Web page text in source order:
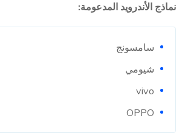
نماذج الأندرويد المدعومة:
سامسونج
شيومي
vivo
OPPO